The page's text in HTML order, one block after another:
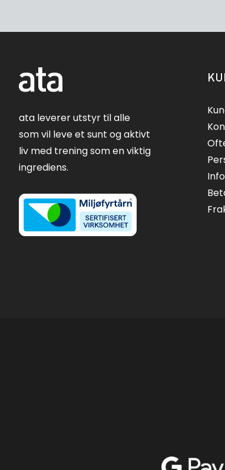
ata leverer utstyr til alle
som vil leve et sunt og aktivt
liv med trening som en viktig
ingrediens.